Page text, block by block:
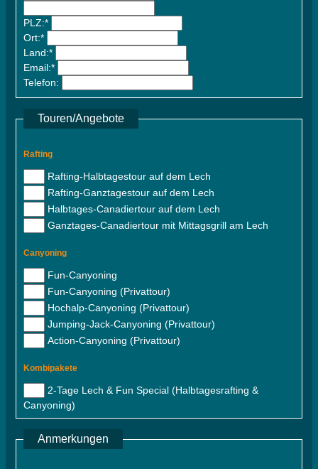
PLZ:*
Ort:*
Land:*
Email:*
Telefon:
Touren/Angebote
Rafting
Rafting-Halbtagestour auf dem Lech
Rafting-Ganztagestour auf dem Lech
Halbtages-Canadiertour auf dem Lech
Ganztages-Canadiertour mit Mittagsgrill am Lech
Canyoning
Fun-Canyoning
Fun-Canyoning (Privattour)
Hochalp-Canyoning (Privattour)
Jumping-Jack-Canyoning (Privattour)
Action-Canyoning (Privattour)
Kombipakete
2-Tage Lech & Fun Special (Halbtagesrafting &
Canyoning)
Anmerkungen